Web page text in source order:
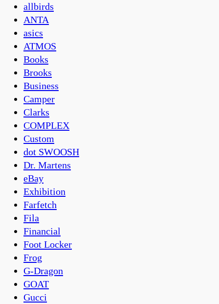
allbirds
ANTA
asics
ATMOS
Books
Brooks
Business
Camper
Clarks
COMPLEX
Custom
dot SWOOSH
Dr. Martens
eBay
Exhibition
Farfetch
Fila
Financial
Foot Locker
Frog
G-Dragon
GOAT
Gucci